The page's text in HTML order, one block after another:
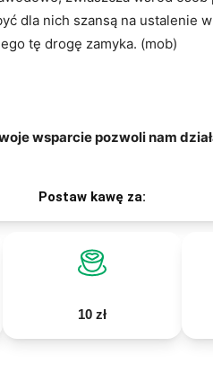
dla nich szansą na ustalenie
tę drogę zamyka. (mob)
wsparcie pozwoli nam
Postaw kawę za:
10 zł